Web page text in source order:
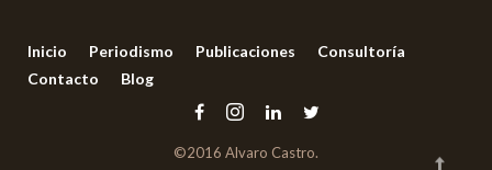
Inicio Periodismo Publicaciones
Consultoría
Contacto
Blog
©2016 Alvaro Castro.